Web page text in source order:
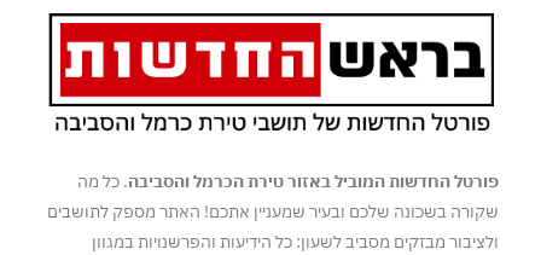
פורטל החדשות המוביל באזור טירת הכרמל והסביבה. כל מה
שקורה בשכונה שלכם ובעיר שמעניין אתכם! האתר מספק לתושבים
ולציבור מבזקים מסביב לשעון: כל הידיעות והפרשנויות במגוון